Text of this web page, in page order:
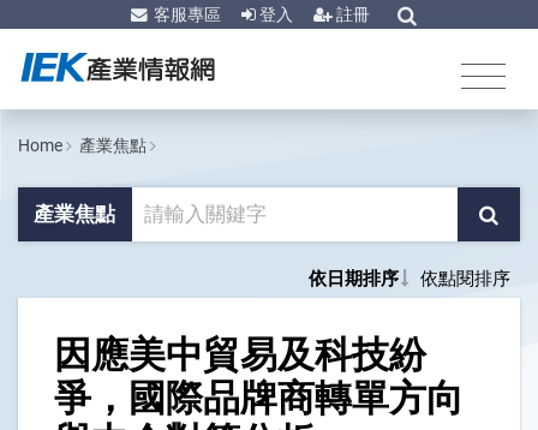
客服專區 登入 註冊
Home 產業焦點
產業焦點
依日期排序 依點閱排序
因應美中貿易及科技紛
爭，國際品牌商轉單方向